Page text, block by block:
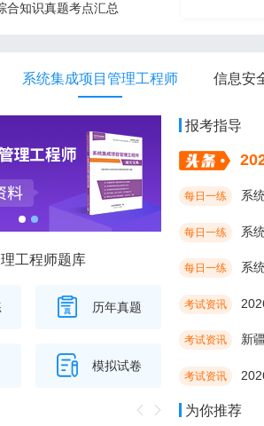
合知识真题考点汇总
系统集成项目管理工程师 信息安
工程师题库
历年真题
模拟试卷
报考指导
每日一练 系
每日一练 系
每日一练 系
考试资讯
考试资讯
考试资讯
为你推荐